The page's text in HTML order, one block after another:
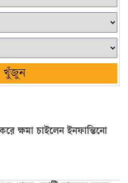
খুঁজুন
ক্ষমা চাইলেন ইনফান্তিনো